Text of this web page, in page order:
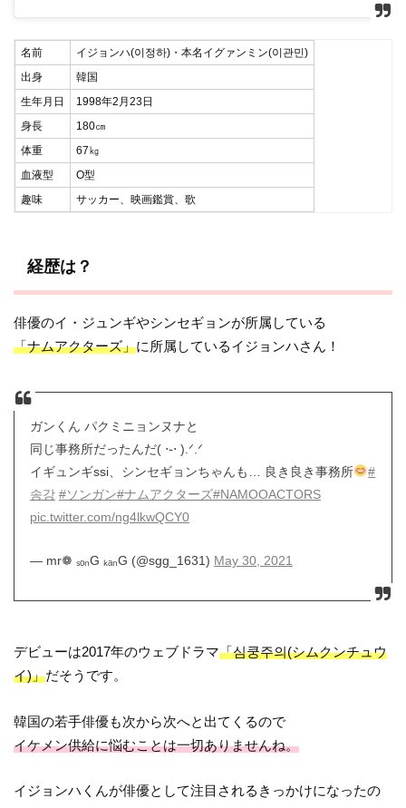
名前
イジョンハ(이정하)・本名イグァンミン(이관민)
出身
韓国
生年月日
1998年2月23日
身長
180㎝
体重
67㎏
血液型
O型
趣味
サッカー、映画鑑賞、歌
経歴は？
俳優のイ・ジュンギやシンセギョンが所属している
「ナムアクターズ」に所属しているイジョンハさん！
ガンくん パクミニョンヌナと
同じ事務所だったんだ( ⋅֊⋅ ).ᐟ.ᐟ
イギュンギssi、シンセギョンちゃんも… 良き良き事務所
#
송강 #ソンガン#ナムアクターズ#NAMOOACTORS
pic.twitter.com/ng4lkwQCY0
— mr❁ ₛₒₙG ₖₐₙG (@sgg_1631) May 30, 2021
デビューは2017年のウェブドラマ「심쿵주의(シムクンチュウ
イ)」だそうです。
韓国の若手俳優も次から次へと出てくるので
イケメン供給に悩むことは一切ありませんね。
イジョンハくんが俳優として注目されるきっかけになったの